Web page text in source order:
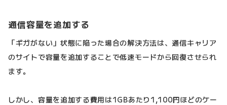
通信容量を追加する
「ギガがない」状態に陥った場合の解決方法は、通信キャリア
のサイトで容量を追加することで低速モードから回復させられ
ます。
しかし、容量を追加する費用は1GBあたり1,100円ほどのケー